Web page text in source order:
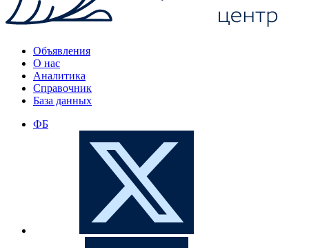
Объявления
О нас
Аналитика
Справочник
База данных
ФБ